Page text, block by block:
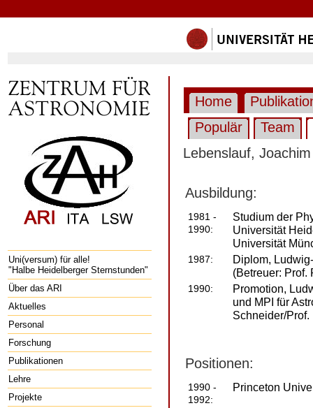
Uni(versum) für alle!
"Halbe Heidelberger Sternstunden"
Über das ARI
Aktuelles
Personal
Forschung
Publikationen
Lehre
Projekte
Home
Populär
Team
Lebenslauf,
Ausbildung:
1981 -
1990:
Studium der
Universität
Universität
1987:
Diplom,
(Betreuer: Prof.
1990:
Promotion,
und MPI für
Schneider/
Positionen:
1990 -
1992:
Princeton